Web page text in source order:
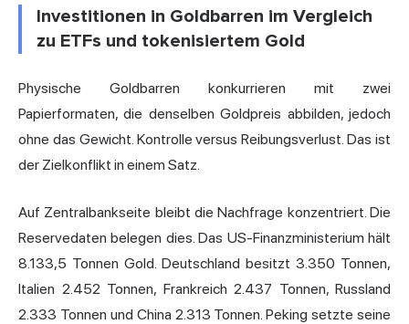
Investitionen in Goldbarren im Vergleich
zu ETFs und tokenisiertem Gold
Physische Goldbarren konkurrieren mit zwei
Papierformaten, die denselben Goldpreis abbilden, jedoch
ohne das Gewicht. Kontrolle versus Reibungsverlust. Das ist
der Zielkonflikt in einem Satz.
Auf Zentralbankseite bleibt die Nachfrage konzentriert. Die
Reservedaten belegen dies. Das US-Finanzministerium hält
8.133,5 Tonnen Gold. Deutschland besitzt 3.350 Tonnen,
Italien 2.452 Tonnen, Frankreich 2.437 Tonnen, Russland
2.333 Tonnen und China 2.313 Tonnen. Peking setzte seine